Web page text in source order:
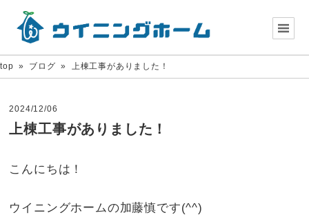
top » ブログ » 上棟工事がありました！
2024/12/06
上棟工事がありました！
こんにちは！
ウイニングホームの加藤慎です(^^)